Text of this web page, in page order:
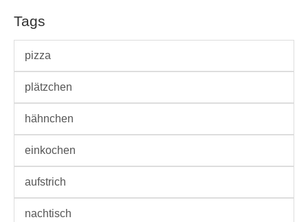
Tags
pizza
plätzchen
hähnchen
einkochen
aufstrich
nachtisch